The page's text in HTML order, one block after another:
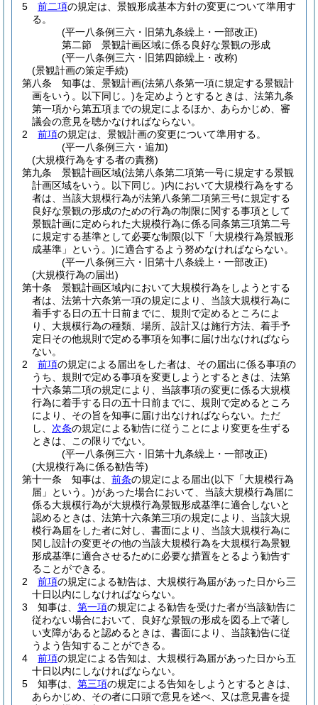
5
前二項の規定は、景観形成基本方針の変更について準用す
る。
(平一八条例三六・旧第九条繰上・一部改正)
第二節
景観計画区域に係る良好な景観の形成
(平一八条例三六・旧第四節繰上・改称)
(景観計画の策定手続)
第八条
知事は、景観計画(法第八条第一項に規定する景観計
画をいう。以下同じ。)を定めようとするときは、法第九条
第一項から第五項までの規定によるほか、あらかじめ、審
議会の意見を聴かなければならない。
2
前項の規定は、景観計画の変更について準用する。
(平一八条例三六・追加)
(大規模行為をする者の責務)
第九条
景観計画区域(法第八条第二項第一号に規定する景観
計画区域をいう。以下同じ。)内において大規模行為をする
者は、当該大規模行為が法第八条第二項第三号に規定する
良好な景観の形成のための行為の制限に関する事項として
景観計画に定められた大規模行為に係る同条第三項第二号
に規定する基準として必要な制限(以下「大規模行為景観形
成基準」という。)に適合するよう努めなければならない。
(平一八条例三六・旧第十八条繰上・一部改正)
(大規模行為の届出)
第十条
景観計画区域内において大規模行為をしようとする
者は、法第十六条第一項の規定により、当該大規模行為に
着手する日の五十日前までに、規則で定めるところによ
り、大規模行為の種類、場所、設計又は施行方法、着手予
定日その他規則で定める事項を知事に届け出なければなら
ない。
2
前項の規定による届出をした者は、その届出に係る事項の
うち、規則で定める事項を変更しようとするときは、法第
十六条第二項の規定により、当該事項の変更に係る大規模
行為に着手する日の五十日前までに、規則で定めるところ
により、その旨を知事に届け出なければならない。 ただ
し、 次条の規定による勧告に従うことにより変更を生ずる
ときは、この限りでない。
(平一八条例三六・旧第十九条繰上・一部改正)
(大規模行為に係る勧告等)
第十一条
知事は、 前条の規定による届出(以下「大規模行為
届」という。)があった場合において、当該大規模行為届に
係る大規模行為が大規模行為景観形成基準に適合しないと
認めるときは、法第十六条第三項の規定により、当該大規
模行為届をした者に対し、書面により、当該大規模行為に
関し設計の変更その他の当該大規模行為を大規模行為景観
形成基準に適合させるために必要な措置をとるよう勧告す
ることができる。
2
前項の規定による勧告は、大規模行為届があった日から三
十日以内にしなければならない。
3
知事は、 第一項の規定による勧告を受けた者が当該勧告に
従わない場合において、良好な景観の形成を図る上で著し
い支障があると認めるときは、書面により、当該勧告に従
うよう告知することができる。
4
前項の規定による告知は、大規模行為届があった日から五
十日以内にしなければならない。
5
知事は、 第三項の規定による告知をしようとするときは、
あらかじめ、その者に口頭で意見を述べ、又は意見書を提